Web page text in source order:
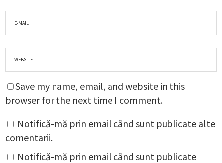
Save my name, email, and website in this
browser for the next time I comment.
Notifică-mă prin email când sunt publicate alte
comentarii.
Notifică-mă prin email când sunt publicate